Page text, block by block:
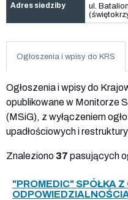
Adres siedziby
ul.
Ogłoszenia i wpisy do KRS
Ogłoszenia i wpisy do
opublikowane w Monitorze
(MSiG), z wyłączeniem
upadłościowych i
Znaleziono 37 pasujących
"PROMEDIC" SPÓŁKA